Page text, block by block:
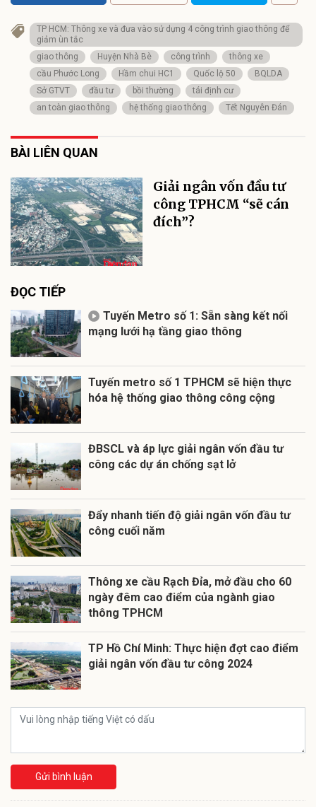
TP HCM: Thông xe và đưa vào sử dựng 4 công trình giao thông để
giảm ùn tắc
giao thông
Huyện Nhà Bè công trình
thông xe
cầu Phước Long
Hầm chui HC1 Quốc lộ 50
BQLDA
Sở GTVT
đầu tư bồi thường
tái định cư
an toàn giao thông
hệ thống giao thông Tết Nguyên Đán
BÀI LIÊN QUAN
Giải ngân vốn đầu tư
công TPHCM “sẽ cán
đích”?
ĐỌC TIẾP
Tuyến Metro số 1: Sẵn sàng kết nối
mạng lưới hạ tầng giao thông
Tuyến metro số 1 TPHCM sẽ hiện thực
hóa hệ thống giao thông công cộng
ĐBSCL và áp lực giải ngân vốn đầu tư
công các dự án chống sạt lở
Đẩy nhanh tiến độ giải ngân vốn đầu tư
công cuối năm
Thông xe cầu Rạch Đỉa, mở đầu cho 60
ngày đêm cao điểm của ngành giao
thông TPHCM
TP Hồ Chí Minh: Thực hiện đợt cao điểm
giải ngân vốn đầu tư công 2024
Gửi bình luận